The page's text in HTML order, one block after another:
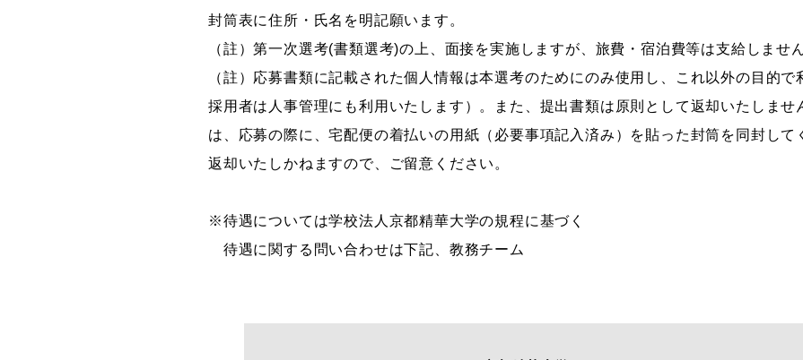
封筒表に住所・氏名を明記願います。
（註）第一次選考(書類選考)の上、面接を実施しますが、旅費・宿泊費等は支給しませ
（註）応募書類に記載された個人情報は本選考のためにのみ使用し、これ以外の目的
採用者は人事管理にも利用いたします）。また、提出書類は原則として返却いたしませ
は、応募の際に、宅配便の着払いの用紙（必要事項記入済み）を貼った封筒を同封して
返却いたしかねますので、ご留意ください。
※待遇については学校法人京都精華大学の規程に基づく
待遇に関する問い合わせは下記、教務チーム